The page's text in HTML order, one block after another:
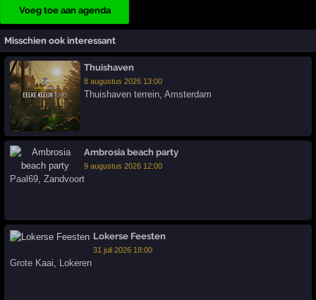
Voeg toe aan agenda
Misschien ook interessant
Thuishaven
8 augustus 2026 13:00
Thuishaven terrein,Amsterdam
Ambrosia beach party
9 augustus 2026 12:00
Paal69 ,Zandvoort
Lokerse Feesten
31 juli 2026 18:00
Grote Kaai Lokeren